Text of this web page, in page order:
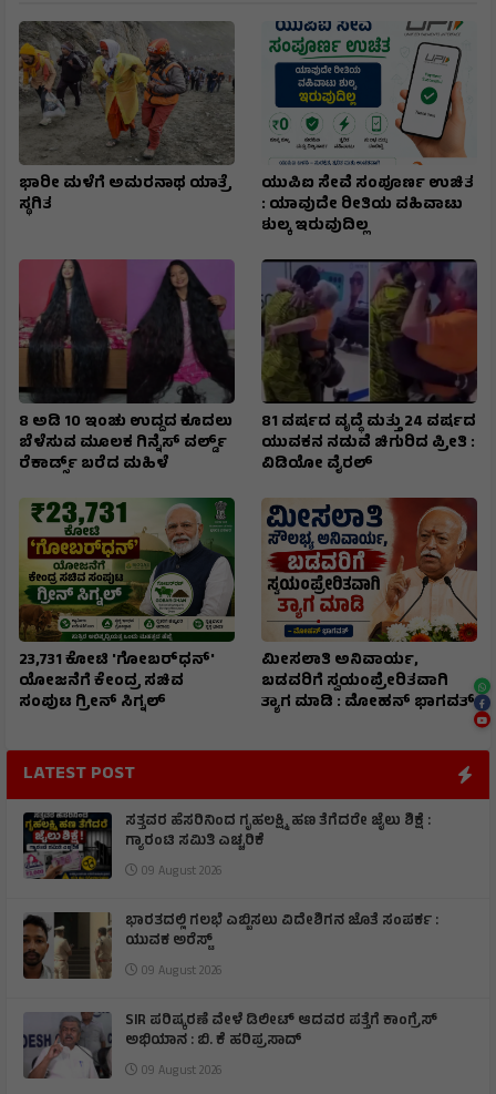
ಭಾರೀ ಮಳೆಗೆ ಅಮರನಾಥ ಯಾತ್ರೆ
ಸ್ಥಗಿತ
ಯುಪಿಐ ಸೇವೆ ಸಂಪೂರ್ಣ ಉಚಿತ
: ಯಾವುದೇ ರೀತಿಯ ವಹಿವಾಟು
ಶುಲ್ಕ ಇರುವುದಿಲ್ಲ
8 ಅಡಿ 10 ಇಂಚು ಉದ್ದದ ಕೂದಲು
ಬೆಳೆಸುವ ಮೂಲಕ ಗಿನ್ನೆಸ್ ವರ್ಲ್ಡ್
ರೆಕಾರ್ಡ್ಸ್ ಬರೆದ ಮಹಿಳೆ
81 ವರ್ಷದ ವೃದ್ಧೆ ಮತ್ತು 24 ವರ್ಷದ
ಯುವಕನ ನಡುವೆ ಚಿಗುರಿದ ಪ್ರೀತಿ :
ವಿಡಿಯೋ ವೈರಲ್
₹23,731 ಕೋಟಿ 'ಗೋಬರ್‌ಧನ್'
ಯೋಜನೆಗೆ ಕೇಂದ್ರ ಸಚಿವ
ಸಂಪುಟ ಗ್ರೀನ್ ಸಿಗ್ನಲ್
ಮೀಸಲಾತಿ ಅನಿವಾರ್ಯ,
ಬಡವರಿಗೆ ಸ್ವಯಂಪ್ರೇರಿತವಾಗಿ
ತ್ಯಾಗ ಮಾಡಿ : ಮೋಹನ್ ಭಾಗವತ್
LATEST POST
ಸತ್ತವರ ಹೆಸರಿನಿಂದ ಗೃಹಲಕ್ಷ್ಮಿ ಹಣ ತೆಗೆದರೇ ಜೈಲು ಶಿಕ್ಷೆ :
ಗ್ಯಾರಂಟಿ ಸಮಿತಿ ಎಚ್ಚರಿಕೆ
09 August 2026
ಭಾರತದಲ್ಲಿ ಗಲಭೆ ಎಬ್ಬಿಸಲು ವಿದೇಶಿಗನ ಜೊತೆ ಸಂಪರ್ಕ :
ಯುವಕ ಅರೆಸ್ಟ್
09 August 2026
SIR ಪರಿಷ್ಕರಣೆ ವೇಳೆ ಡಿಲೀಟ್ ಆದವರ ಪತ್ತೆಗೆ ಕಾಂಗ್ರೆಸ್
ಅಭಿಯಾನ : ಬಿ. ಕೆ ಹರಿಪ್ರಸಾದ್
09 August 2026